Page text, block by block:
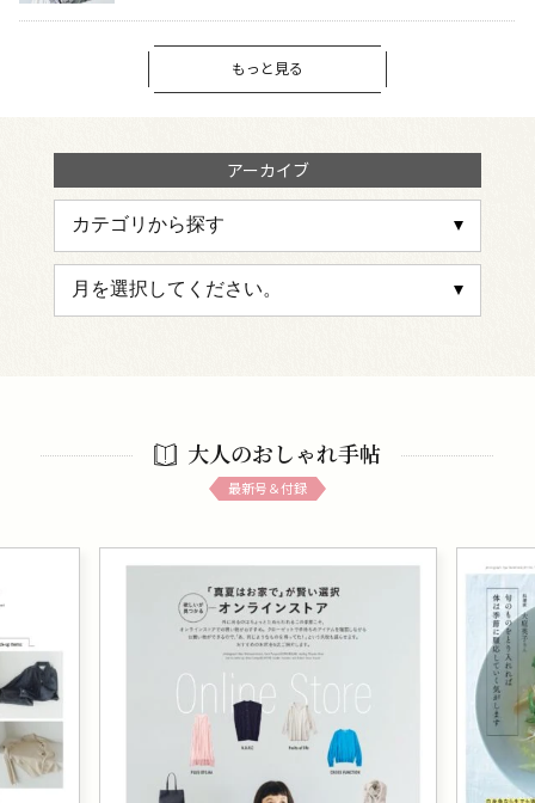
もっと見る
アーカイブ
大人のおしゃれ手帖
最新号＆付録